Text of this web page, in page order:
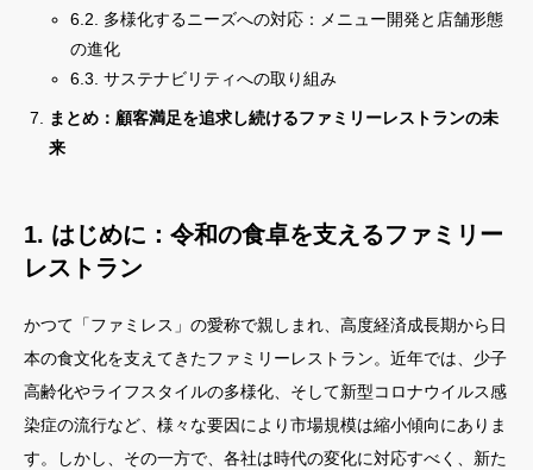
6.2. 多様化するニーズへの対応：メニュー開発と店舗形態
の進化
6.3. サステナビリティへの取り組み
まとめ：顧客満足を追求し続けるファミリーレストランの未
来
1. はじめに：令和の食卓を支えるファミリー
レストラン
かつて「ファミレス」の愛称で親しまれ、高度経済成長期から日
本の食文化を支えてきたファミリーレストラン。近年では、少子
高齢化やライフスタイルの多様化、そして新型コロナウイルス感
染症の流行など、様々な要因により市場規模は縮小傾向にありま
す。しかし、その一方で、各社は時代の変化に対応すべく、新た